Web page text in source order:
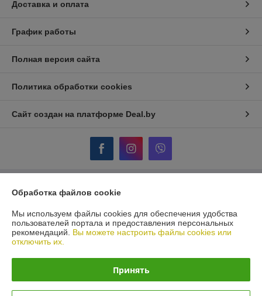
Доставка и оплата
График работы
Полная версия сайта
Политика обработки cookies
Сайт создан на платформе Deal.by
Информация для покупателя
Юридическое лицо: ООО "ПУМИ - С"
Г.МИНСК, УЛ. КАРВАТА, 87/1
Регистрационный номер ЕГР: 100205819
Регистрационный орган: Минский горисполком
Дата регистрации компании: 28.06.2001
Обработка файлов cookie
Мы используем файлы cookies для обеспечения удобства
пользователей портала и предоставления персональных
рекомендаций. Вы можете настроить файлы cookies или
отключить их.
Принять